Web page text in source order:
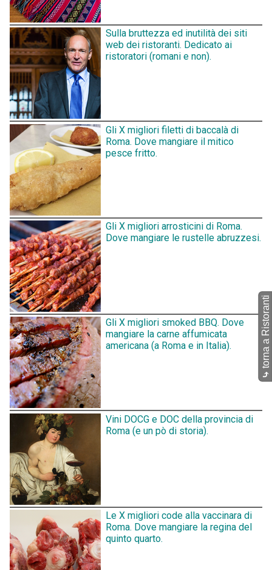
Sulla bruttezza ed inutilità dei siti
web dei ristoranti. Dedicato ai
ristoratori (romani e non).
Gli X migliori filetti di baccalà di
Roma. Dove mangiare il mitico
pesce fritto.
Gli X migliori arrosticini di Roma.
Dove mangiare le rustelle abruzzesi.
Gli X migliori smoked BBQ. Dove
mangiare la carne affumicata
americana (a Roma e in Italia).
Vini DOCG e DOC della provincia di
Roma (e un pò di storia).
Le X migliori code alla vaccinara di
Roma. Dove mangiare la regina del
quinto quarto.
⤷
torna a Ristoranti